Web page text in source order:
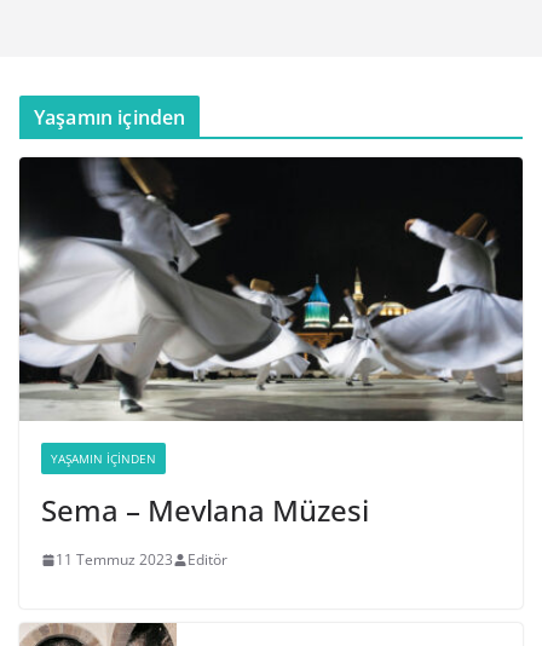
Yaşamın içinden
YAŞAMIN İÇINDEN
Sema – Mevlana Müzesi
11 Temmuz 2023 Editör